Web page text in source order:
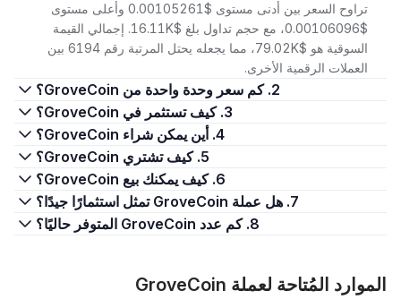
تراوح السعر بين أدنى مستوى $0.00105261 وأعلى مستوى
$0.00106096، مع حجم تداول بلغ $16.11K. إجمالي القيمة
السوقية هو $79.02K، مما يجعله يحتل المرتبة رقم 6194 بين
العملات الرقمية الأخرى.
2. كم سعر وحدة واحدة من GroveCoin؟
3. كيف تستثمر في GroveCoin؟
4. أين يمكن شراء GroveCoin؟
5. كيف تشتري GroveCoin؟
6. كيف يمكنك بيع GroveCoin؟
7. هل عملة GroveCoin تمثل استثمارًا جيدًا؟
8. كم عدد GroveCoin المتوفر حاليًا؟
الموارد المُتاحة لعملة GroveCoin